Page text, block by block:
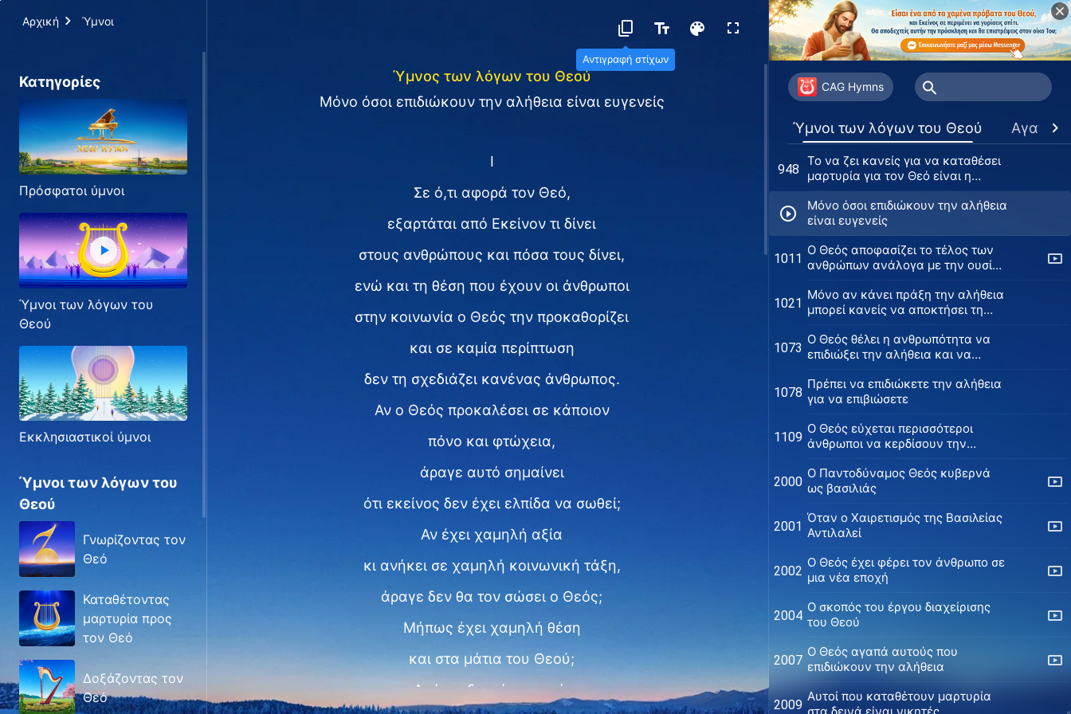
Αρχική Ύμνοι
Αντιγραφή στίχων
Κατηγορίες
Πρόσφατοι ύμνοι
Ύμνοι των λόγων του
Θεού
Εκκλησιαστικοί ύμνοι
Ύμνοι των λόγων του
Θεού
Γνωρίζοντας τον
Θεό
Καταθέτοντας
μαρτυρία προς
τον Θεό
Δοξάζοντας τον
Θεό
Ύμνος των λόγων του Θεού
Μόνο όσοι επιδιώκουν την αλήθεια είναι ευγενείς
I
Σε ό,τι αφορά τον Θεό,
εξαρτάται από Εκείνον τι δίνει
στους ανθρώπους και πόσα τους δίνει,
ενώ και τη θέση που έχουν οι άνθρωποι
στην κοινωνία ο Θεός την προκαθορίζει
και σε καμία περίπτωση
δεν τη σχεδιάζει κανένας άνθρωπος.
Αν ο Θεός προκαλέσει σε κάποιον
πόνο και φτώχεια,
άραγε αυτό σημαίνει
ότι εκείνος δεν έχει ελπίδα να σωθεί;
Αν έχει χαμηλή αξία
κι ανήκει σε χαμηλή κοινωνική τάξη,
άραγε δεν θα τον σώσει ο Θεός;
Μήπως έχει χαμηλή θέση
και στα μάτια του Θεού;
Από τι εξαρτάται αυτό;
CAG Hymns
Ύμνοι των λόγων του Θεού
της ανθρωπότητας
903
Η ουσία του Θεού είναι και
παντοδύναμη και πρακτική
916
Αυτή είναι η ομοιότητα ενός
αληθινού ανθρώπου
936 να λατρεύει τον Θεό
948
Το να ζει κανείς για να καταθέσει
μαρτυρία για τον Θεό είναι η
σπουδαιότερη ευλογία
Μόνο όσοι επιδιώκουν την αλήθεια
είναι ευγενείς
1011
Ο Θεός αποφασίζει το τέλος των
ανθρώπων ανάλογα με την ουσία
1021
Μόνο αν κάνει πράξη την αλήθεια
μπορεί κανείς να αποκτήσει τη
1073
Ο Θεός θέλει η ανθρωπότητα να
επιδιώξει την αλήθεια και να
1078
Πρέπει να επιδιώκετε την αλήθεια
για να επιβιώσετε
1109
Ο Θεός εύχεται περισσότεροι
άνθρωποι να κερδίσουν την
2000
Ο Παντοδύναμος Θεός κυβερνά
ως βασιλιάς
2001
Όταν ο Χαιρετισμός της Βασιλείας
Αντιλαλεί
2002
Ο Θεός έχει φέρει τον άνθρωπο σε
μια νέα εποχή
2004
Ο σκοπός του έργου διαχείρισης
του Θεού
2007
Ο Θεός αγαπά αυτούς που
επιδιώκουν την αλήθεια
2009
Αυτοί που καταθέτουν μαρτυρία